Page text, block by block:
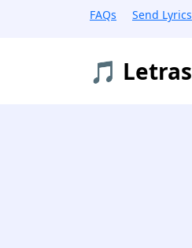
FAQs Send Lyrics
🎵 Letras